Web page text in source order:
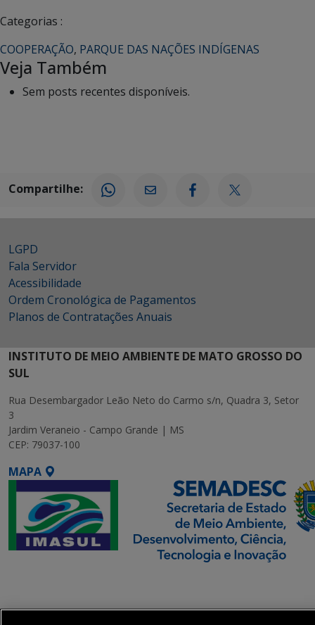
Categorias :
COOPERAÇÃO, PARQUE DAS NAÇÕES INDÍGENAS
Veja Também
Sem posts recentes disponíveis.
Compartilhe:
LGPD
Fala Servidor
Acessibilidade
Ordem Cronológica de Pagamentos
Planos de Contratações Anuais
INSTITUTO DE MEIO AMBIENTE DE MATO GROSSO DO
SUL
Rua Desembargador Leão Neto do Carmo s/n, Quadra 3, Setor
3
Jardim Veraneio - Campo Grande | MS
CEP: 79037-100
MAPA
Transformação Digital